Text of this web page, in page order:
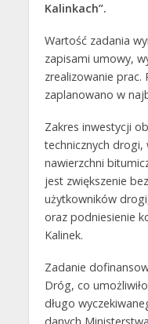
Kalinkach”.
Wartość zadania
zapisami umowy,
zrealizowanie
zaplanowano w
Zakres inwestycji
technicznych
nawierzchni
jest zwiększenie
użytkowników
oraz podniesienie
Kalinek.
Zadanie
Dróg, co
długo